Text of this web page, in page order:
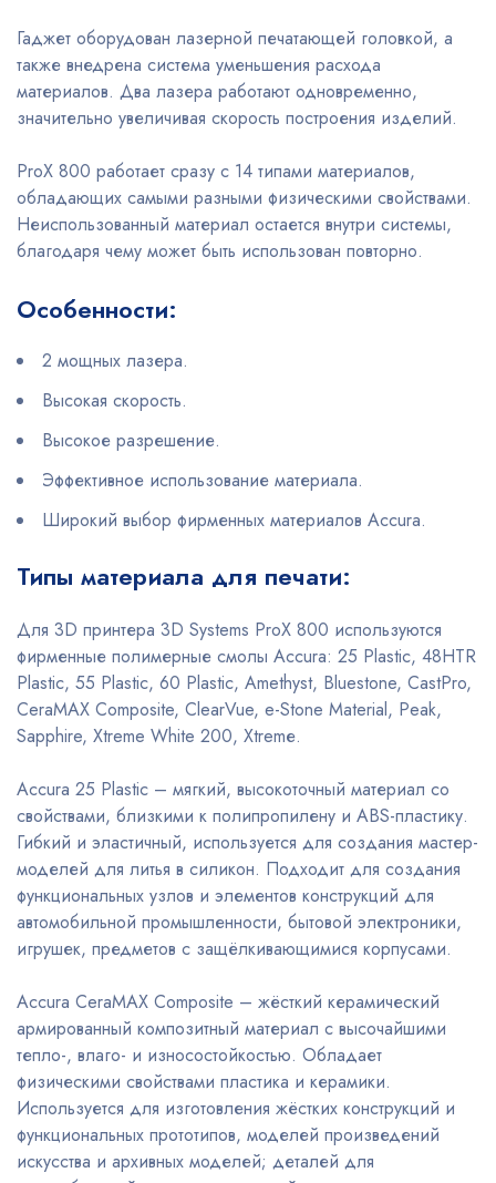
Гаджет оборудован лазерной печатающей головкой, а
также внедрена система уменьшения расхода
материалов. Два лазера работают одновременно,
значительно увеличивая скорость построения изделий.
ProX 800 работает сразу с 14 типами материалов,
обладающих самыми разными физическими свойствами.
Неиспользованный материал остается внутри системы,
благодаря чему может быть использован повторно.
Особенности:
2 мощных лазера.
Высокая скорость.
Высокое разрешение.
Эффективное использование материала.
Широкий выбор фирменных материалов Accura.
Типы материала для печати:
Для 3D принтера 3D Systems ProX 800 используются
фирменные полимерные смолы Accura: 25 Plastic, 48HTR
Plastic, 55 Plastic, 60 Plastic, Amethyst, Bluestone, CastPro,
CeraMAX Composite, ClearVue, e-Stone Material, Peak,
Sapphire, Xtreme White 200, Xtremе.
Accura 25 Plastic – мягкий, высокоточный материал со
свойствами, близкими к полипропилену и ABS-пластику.
Гибкий и эластичный, используется для создания мастер-
моделей для литья в силикон. Подходит для создания
функциональных узлов и элементов конструкций для
автомобильной промышленности, бытовой электроники,
игрушек, предметов с защёлкивающимися корпусами.
Accura CeraMAX Composite – жёсткий керамический
армированный композитный материал с высочайшими
тепло-, влаго- и износостойкостью. Обладает
физическими свойствами пластика и керамики.
Используется для изготовления жёстких конструкций и
функциональных прототипов, моделей произведений
искусства и архивных моделей; деталей для